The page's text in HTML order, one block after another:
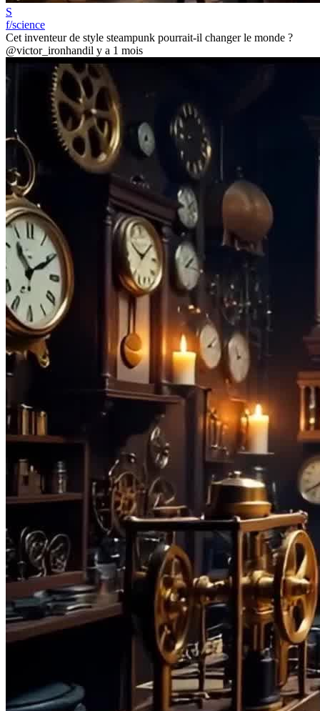
S
f/science
Cet inventeur de style steampunk pourrait-il changer le monde ?
@victor_ironhandil y a 1 mois